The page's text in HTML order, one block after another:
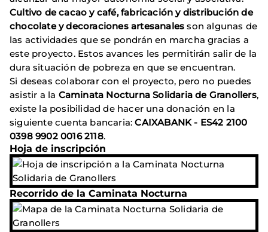
Cultivo de cacao y café, fabricación y distribución de
chocolate y decoraciones artesanales son algunas de
las actividades que se pondrán en marcha gracias a
este proyecto. Estos avances les permitirán salir de la
dura situación de pobreza en que se encuentran.
Si deseas colaborar con el proyecto, pero no puedes
asistir a la Caminata Nocturna Solidaria de Granollers,
existe la posibilidad de hacer una donación en la
siguiente cuenta bancaria:CAIXABANK - ES42 2100
0398 9902 0016 2118.
Hoja de inscripción
Recorrido de la Caminata Nocturna